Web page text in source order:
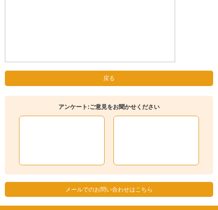
戻る
アンケート:ご意見をお聞かせください
メールでのお問い合わせはこちら